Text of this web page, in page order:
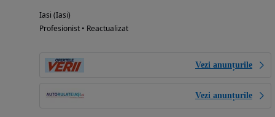
Iasi (Iasi)
Profesionist • Reactualizat
Vezi anunțurile
Vezi anunțurile